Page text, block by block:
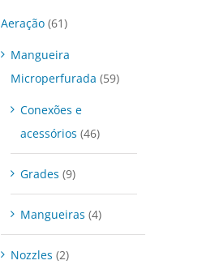
DETALHES
Aeração (61)
Mangueira
Microperfurada (59)
Conexões e
acessórios (46)
Grades (9)
Mangueiras (4)
Nozzles (2)